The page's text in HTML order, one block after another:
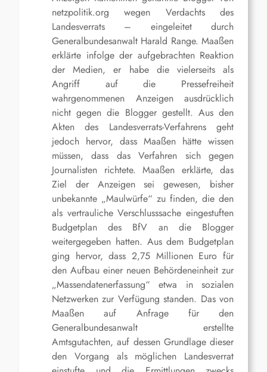
netzpolitik.org wegen Verdachts des
Landesverrats – eingeleitet durch
Generalbundesanwalt Harald Range. Maaßen
erklärte infolge der aufgebrachten Reaktion
der Medien, er habe die vielerseits als
Angriff auf die Pressefreiheit
wahrgenommenen Anzeigen ausdrücklich
nicht gegen die Blogger gestellt. Aus den
Akten des Landesverrats-Verfahrens geht
jedoch hervor, dass Maaßen hätte wissen
müssen, dass das Verfahren sich gegen
Journalisten richtete. Maaßen erklärte, das
Ziel der Anzeigen sei gewesen, bisher
unbekannte „Maulwürfe“ zu finden, die den
als vertrauliche Verschlusssache eingestuften
Budgetplan des BfV an die Blogger
weitergegeben hatten. Aus dem Budgetplan
ging hervor, dass 2,75 Millionen Euro für
den Aufbau einer neuen Behördeneinheit zur
„Massendatenerfassung“ etwa in sozialen
Netzwerken zur Verfügung standen. Das von
Maaßen auf Anfrage für den
Generalbundesanwalt erstellte
Amtsgutachten, auf dessen Grundlage dieser
den Vorgang als möglichen Landesverrat